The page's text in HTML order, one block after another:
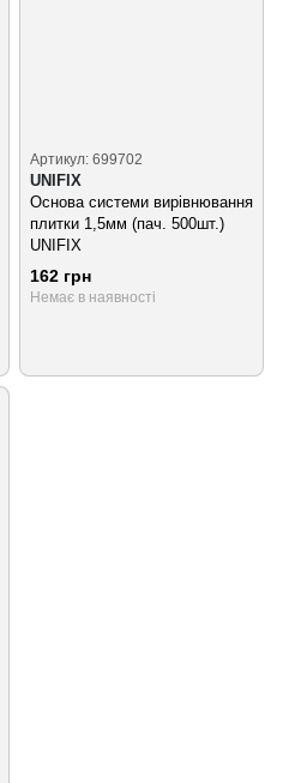
Артикул: 699702
UNIFIX
Основа системи вирівнювання
плитки 1,5мм (пач. 500шт.)
UNIFIX
162 грн
Немає в наявності